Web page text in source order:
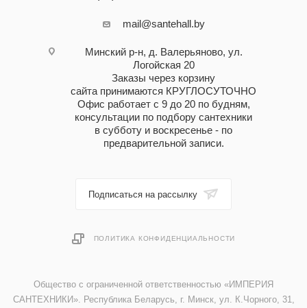
mail@santehall.by
Минский р-н, д. Валерьяново, ул.
Логойская 20
Заказы через корзину
сайта принимаются КРУГЛОСУТОЧНО
Офис работает с 9 до 20 по будням,
консультации по подбору сантехники
в субботу и воскресенье - по
предварительной записи.
Подписаться на рассылку
ПОЛИТИКА КОНФИДЕНЦИАЛЬНОСТИ
Общество с ограниченной ответственностью «ИМПЕРИЯ
САНТЕХНИКИ». Республика Беларусь, г. Минск, ул. К.Чорного, 31,